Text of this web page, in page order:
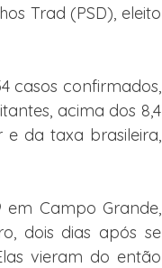
Trad (PSD), eleito
casos confirmados,
acima dos 8,4
e da taxa brasileira,
em Campo Grande,
dois dias após se
vieram do então